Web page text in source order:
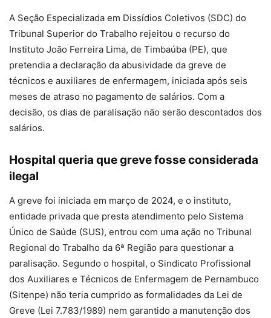
A Seção Especializada em Dissídios Coletivos (SDC) do
Tribunal Superior do Trabalho rejeitou o recurso do
Instituto João Ferreira Lima, de Timbaúba (PE), que
pretendia a declaração da abusividade da greve de
técnicos e auxiliares de enfermagem, iniciada após seis
meses de atraso no pagamento de salários. Com a
decisão, os dias de paralisação não serão descontados dos
salários.
Hospital queria que greve fosse considerada
ilegal
A greve foi iniciada em março de 2024, e o instituto,
entidade privada que presta atendimento pelo Sistema
Único de Saúde (SUS), entrou com uma ação no Tribunal
Regional do Trabalho da 6ª Região para questionar a
paralisação. Segundo o hospital, o Sindicato Profissional
dos Auxiliares e Técnicos de Enfermagem de Pernambuco
(Sitenpe) não teria cumprido as formalidades da Lei de
Greve (Lei 7.783/1989) nem garantido a manutenção dos